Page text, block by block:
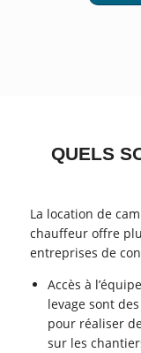
QUELS
La location de
chauffeur offre
entreprises de
Accès à
levage sont
pour réaliser
sur les